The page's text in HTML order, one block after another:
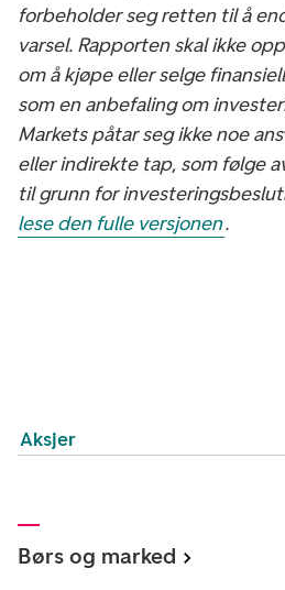
forbeholder seg retten til å
varsel. Rapporten skal ikke
om å kjøpe eller selge
som en anbefaling om
Markets påtar seg ikke noe
eller indirekte tap, som følge
til grunn for
lese den fulle versjonen.
Aksjer
Børs og marked